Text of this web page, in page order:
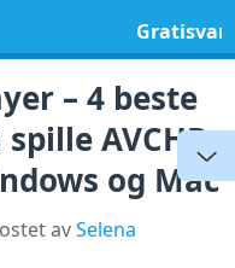
– 4 beste
AVCHD
og Mac
avSelena